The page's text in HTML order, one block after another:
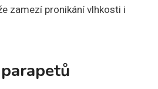
zamezí pronikání vlhkosti i